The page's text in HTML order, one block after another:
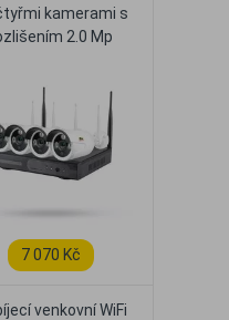
kamerami s
2.0 Mp
7 070 Kč
venkovní WiFi